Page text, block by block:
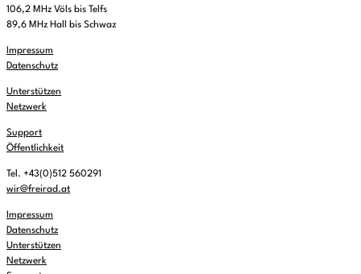
106,2 MHz Völs bis Telfs
89,6 MHz Hall bis Schwaz
Impressum
Datenschutz
Unterstützen
Netzwerk
Support
Öffentlichkeit
Tel. +43(0)512 560291
wir@freirad.at
Impressum
Datenschutz
Unterstützen
Netzwerk